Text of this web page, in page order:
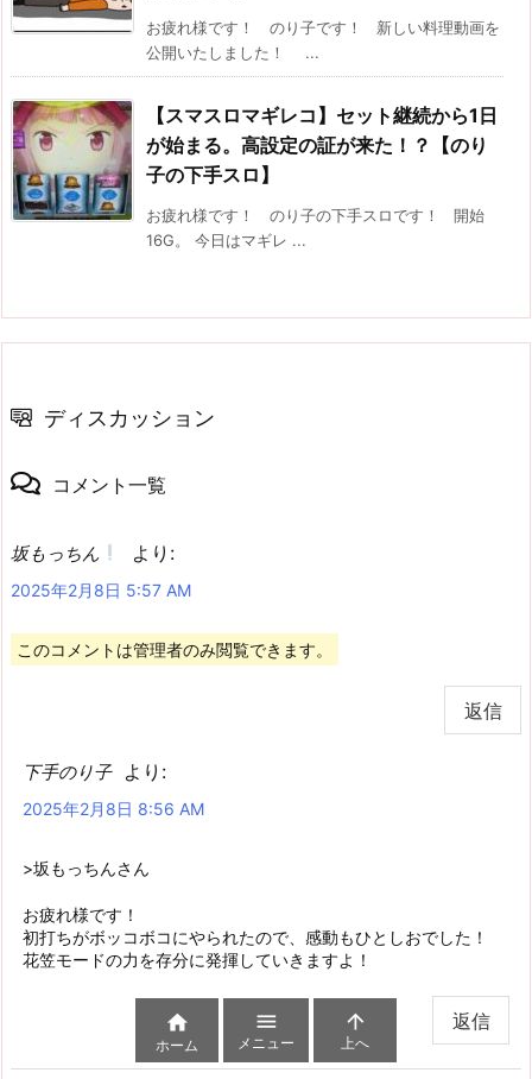
お疲れ様です！ のり子です！ 新しい料理動画を
公開いたしました！ ...
【スマスロマギレコ】セット継続から1日
が始まる。高設定の証が来た！？【のり
子の下手スロ】
お疲れ様です！ のり子の下手スロです！ 開始
16G。 今日はマギレ ...
ディスカッション
コメント一覧
坂もっちん より:
2025年2月8日 5:57 AM
このコメントは管理者のみ閲覧できます。
返信
下手のり子 より:
2025年2月8日 8:56 AM
>坂もっちんさん
お疲れ様です！
初打ちがボッコボコにやられたので、感動もひとしおでした！
花笠モードの力を存分に発揮していきますよ！
返信

ホーム

メニュー

上へ